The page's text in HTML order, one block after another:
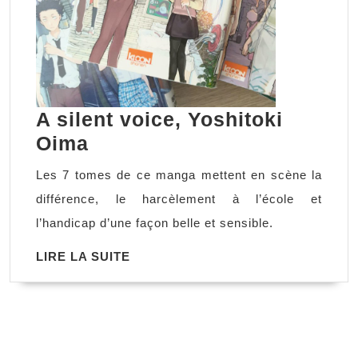
A silent voice, Yoshitoki
Oima
silent
voice,
Yoshitoki
Les 7 tomes de ce manga mettent en scène la
différence, le harcèlement à l’école et
l’handicap d’une façon belle et sensible.
LIRE LA SUITE